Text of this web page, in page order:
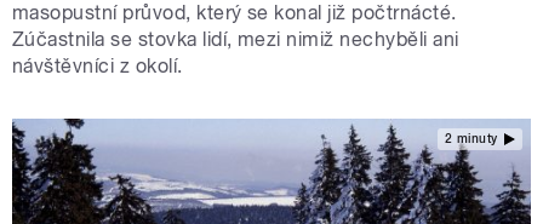
masopustní průvod, který se konal již počtrnácté.
Zúčastnila se stovka lidí, mezi nimiž nechyběli ani
návštěvníci z okolí.
2 minuty